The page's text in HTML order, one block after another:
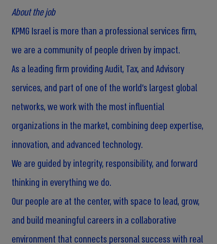
About the job
KPMG Israel is more than a professional services firm,
we are a community of people driven by impact.
As a leading firm providing Audit, Tax, and Advisory
services, and part of one of the world’s largest global
networks, we work with the most influential
organizations in the market, combining deep expertise,
innovation, and advanced technology.
We are guided by integrity, responsibility, and forward
thinking in everything we do.
Our people are at the center, with space to lead, grow,
and build meaningful careers in a collaborative
environment that connects personal success with real